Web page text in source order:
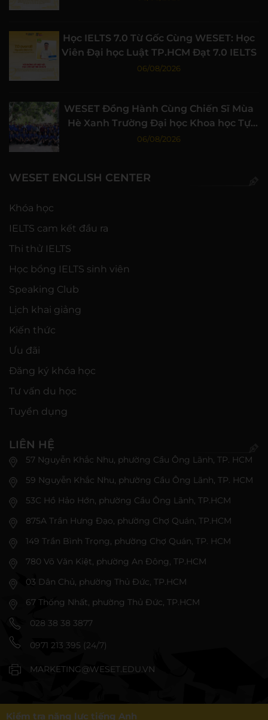
Học IELTS 7.0 Từ Gốc Cùng WESET: Học
Viên Đại học Luật TP.HCM Đạt 7.0 IELTS
06/08/2026
WESET Đồng Hành Cùng Chiến Sĩ Mùa
Hè Xanh Trường Đại học Khoa học Tự
nhiên, ĐHQG-HCM
06/08/2026
WESET ENGLISH CENTER
Khóa học
IELTS cam kết đầu ra
Thi thử IELTS
Học bổng IELTS sinh viên
Speaking Club
Lịch khai giảng
Kiến thức
Ưu đãi
Đăng ký khóa học
Tư vấn du học
Tuyển dụng
LIÊN HỆ
57 Nguyễn Khắc Nhu, phường Cầu Ông Lãnh, TP. HCM
59 Nguyễn Khắc Nhu, phường Cầu Ông Lãnh, TP. HCM
53C Hồ Hảo Hớn, phường Cầu Ông Lãnh, TP.HCM
875A Trần Hưng Đạo, phường Chợ Quán, TP.HCM
149 Trần Bình Trọng, phường Chợ Quán, TP. HCM
780 Võ Văn Kiệt, phường An Đông, TP.HCM
03 Dân Chủ, phường Thủ Đức, TP.HCM
67 Thống Nhất, phường Thủ Đức, TP.HCM
028 38 38 3877
0971 213 395 (24/7)
MARKETING@WESET.EDU.VN
Kiểm tra năng lực tiếng Anh